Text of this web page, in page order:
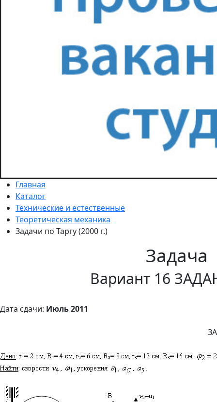
Главная
Каталог
Технические и естественные
Теоретическая механика
Задачи по Таргу (2000 г.)
Задача
Вариант 16
Дата сдачи: Июль 2011